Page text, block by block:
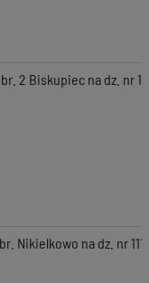
2 Biskupiec na dz. nr
Nikielkowo na dz. nr